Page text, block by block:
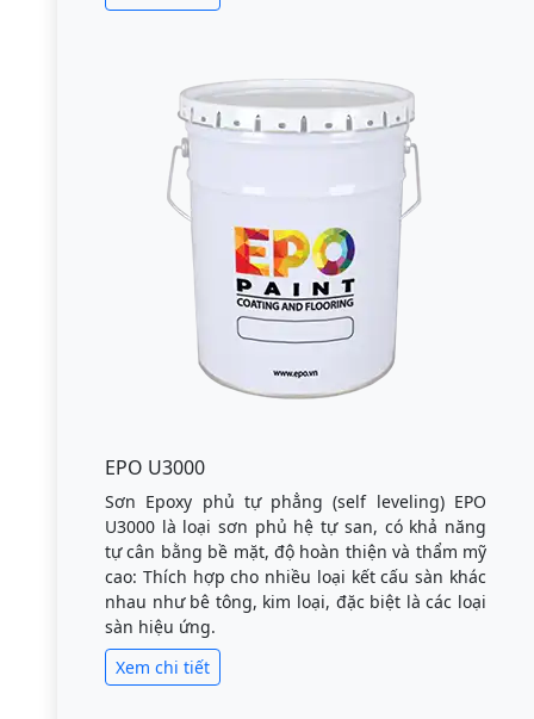
EPO U3000
Sơn Epoxy phủ tự phẳng (self leveling) EPO
U3000 là loại sơn phủ hệ tự san, có khả năng
tự cân bằng bề mặt, độ hoàn thiện và thẩm mỹ
cao: Thích hợp cho nhiều loại kết cấu sàn khác
nhau như bê tông, kim loại, đặc biệt là các loại
sàn hiệu ứng.
Xem chi tiết